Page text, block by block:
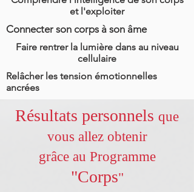
et l'exploiter
Connecter son corps à son âme
Faire rentrer la lumière dans au niveau
cellulaire
Relâcher les tension émotionnelles
ancrées
Résultats personnels que
vous allez obtenir
grâce au Programme
"Corps"